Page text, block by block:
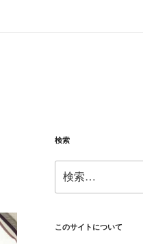
検索
索:
このサイトについて